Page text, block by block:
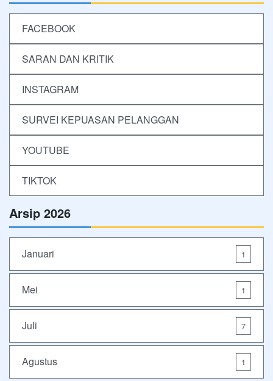
FACEBOOK
SARAN DAN KRITIK
INSTAGRAM
SURVEI KEPUASAN PELANGGAN
YOUTUBE
TIKTOK
Arsip 2026
Januari 1
Mei 1
Juli 7
Agustus 1